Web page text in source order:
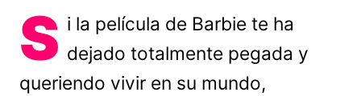
S i la película de Barbie te ha
dejado totalmente pegada y
queriendo vivir en su mundo,